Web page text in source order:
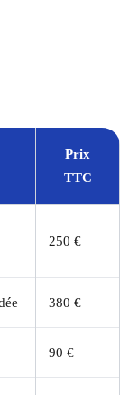
Prix
TTC
250 €
380 €
90 €